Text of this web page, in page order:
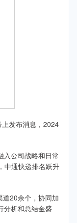
发布消息，2024
公司战略和日常
中通快递排名跃升
20余个，协同加
分析和总结金盛